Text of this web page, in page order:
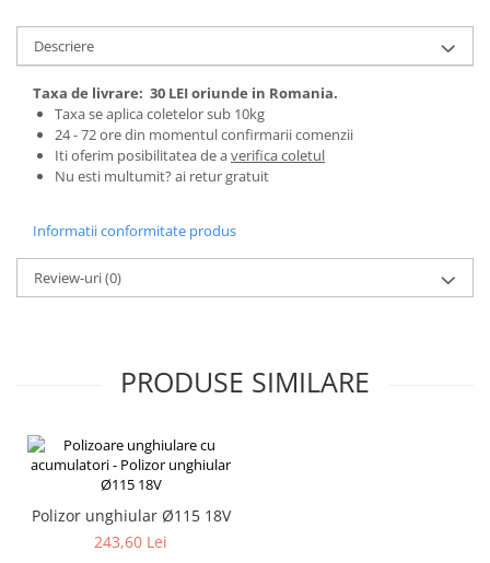
Zootehnie
Incubatoare, oparitoare si
deplumatoare
Echipamente pentru animale
Aparate de tuns animale
Piese si accesorii aparate de tuns
Tarcuri animale
Semanatori
Masini batut stalpi si accesorii
Mobilier gradina
umbrire
Lopeti zapada
Zdrobitoare si teascuri
Descriere
Taxa de livrare: 30 LEI oriunde in Romania.
Taxa se aplica coletelor sub 10kg
24 - 72 ore din momentul confirmarii comenzii
Iti oferim posibilitatea de averifica coletul
Nu esti multumit? ai retur gratuit
Informatii conformitate produs
Review-uri(0)
PRODUSE SIMILARE
Polizor unghiular Ø115 18V
243,60 Lei